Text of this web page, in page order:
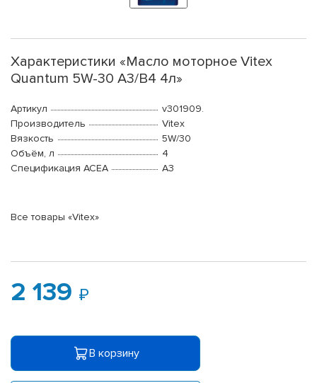
Характеристики «Масло моторное Vitex
Quantum 5W-30 А3/B4 4л»
Артикул
v301909.
Производитель
Vitex
Вязкость
5W/30
Объём, л
4
Спецификация ACEA
A3
Все товары «Vitex»
2 139
В корзину